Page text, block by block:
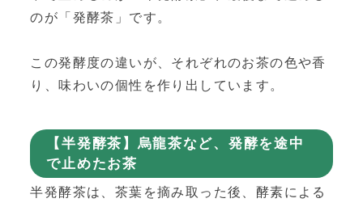
のが「発酵茶」です。
この発酵度の違いが、それぞれのお茶の色や香
り、味わいの個性を作り出しています。
【半発酵茶】烏龍茶など、発酵を途中
で止めたお茶
半発酵茶は、茶葉を摘み取った後、酵素による